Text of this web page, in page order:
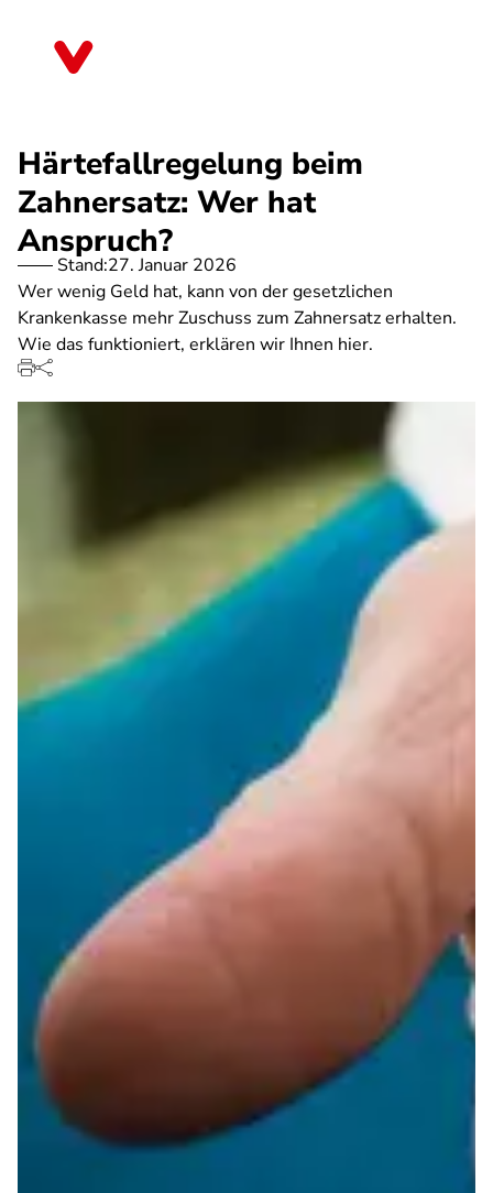
Härtefallregelung beim
Zahnersatz: Wer hat
Anspruch?
Stand:27. Januar 2026
Wer wenig Geld hat, kann von der gesetzlichen
Krankenkasse mehr Zuschuss zum Zahnersatz erhalten.
Wie das funktioniert, erklären wir Ihnen hier.